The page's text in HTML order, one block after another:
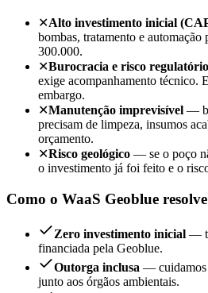
✕Alto investimento inicial
bombas, tratamento e automação
300.000.
✕Burocracia e risco regulatório
exige acompanhamento técnico.
embargo.
✕Manutenção imprevisível —
precisam de limpeza, insumos
orçamento.
✕Risco geológico — se o poço
o investimento já foi feito e o
Como o WaaS Geoblue resolve
Zero investimento inicial —
financiada pela Geoblue.
Outorga inclusa — cuidamos
junto aos órgãos ambientais.